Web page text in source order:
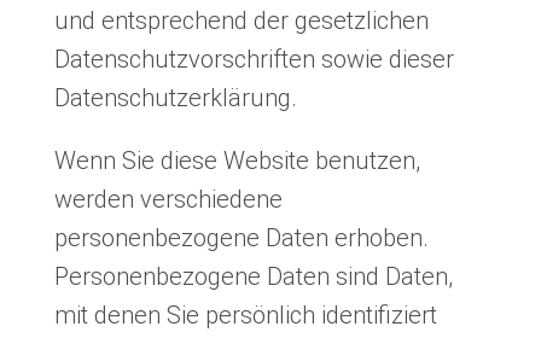
und entsprechend der gesetzlichen
Datenschutzvorschriften sowie dieser
Datenschutzerklärung.
Wenn Sie diese Website benutzen,
werden verschiedene
personenbezogene Daten erhoben.
Personenbezogene Daten sind Daten,
mit denen Sie persönlich identifiziert